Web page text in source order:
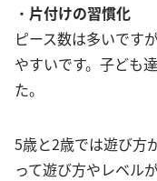
・ 片付けの習慣化
ピース数は多いです
やすいです。子ども
た。
5歳と2歳では遊び方
って遊び方やレベル